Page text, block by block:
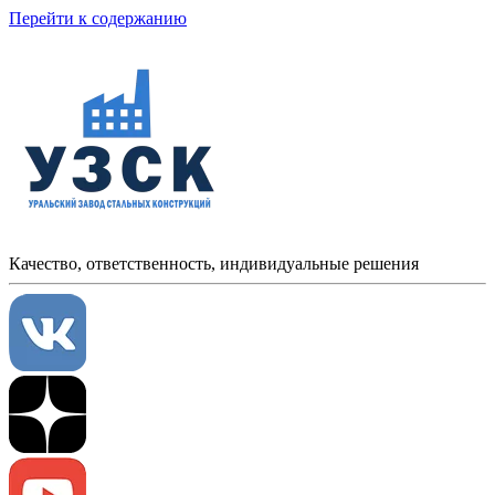
Перейти к содержанию
Качество, ответственность, индивидуальные решения